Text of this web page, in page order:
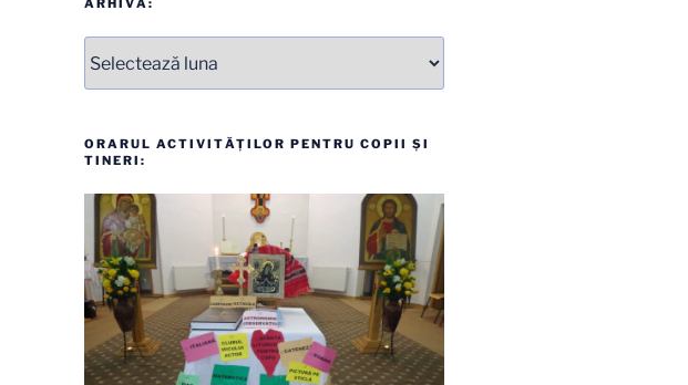
ARHIVĂ:
ORARUL ACTIVITĂȚILOR PENTRU COPII ȘI
TINERI: